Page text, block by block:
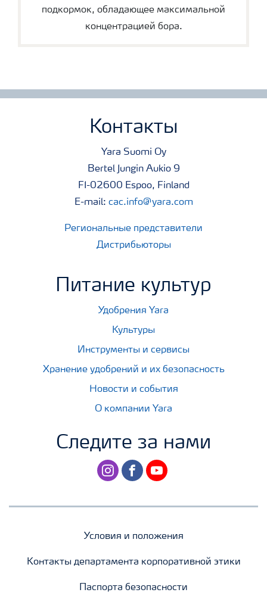
подкормок, обладающее максимальной
концентрацией бора.
Контакты
Yara Suomi Oy
Bertel Jungin Aukio 9
FI-02600 Espoo, Finland
E-mail: cac.info@yara.com
Региональные представители
Дистрибьюторы
Питание культур
Удобрения Yara
Культуры
Инструменты и сервисы
Хранение удобрений и их безопасность
Новости и события
О компании Yara
Следите за нами
instagramfacebookyoutube
Условия и положения
Контакты департамента корпоративной этики
Паспорта безопасности